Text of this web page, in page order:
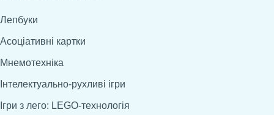
Лепбуки
Асоціативні картки
Мнемотехніка
Інтелектуально-рухливі ігри
Ігри з лего: LEGO-технологія